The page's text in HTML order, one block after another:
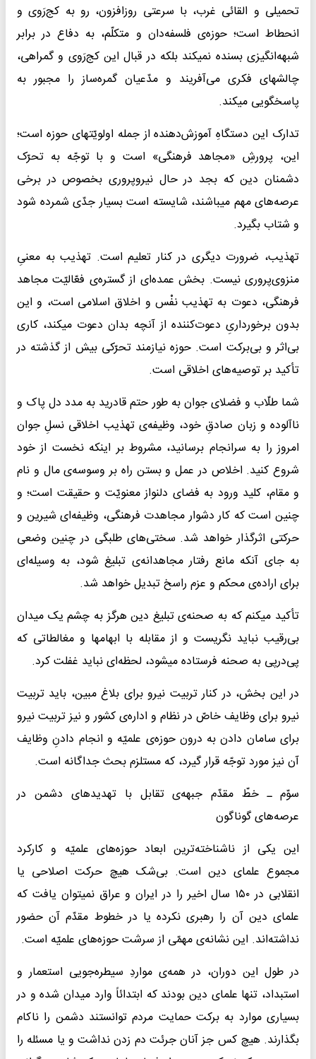
تحمیلی و القائی غرب، با سرعتی روزافزون، رو به کج‌رَوی و
انحطاط است؛ حوزه‌ی فلسفه‌دان و متکلّم، به دفاع در برابر
شبهه‌انگیزی بسنده نمیکند بلکه در قبال این کج‌رَوی و گمراهی،
چالشهای فکری می‌آفریند و مدّعیان گمره‌ساز را مجبور به
پاسخگویی میکند.
تدارک این دستگاهِ آموزش‌دهنده از جمله اولویّتهای حوزه است؛
این، پرورشِ «مجاهد فرهنگی» است و با توجّه به تحرّک
دشمنان دین که بجد در حال نیروپروری بخصوص در برخی
عرصه‌های مهم میباشند، شایسته است بسیار جدّی شمرده شود
و شتاب بگیرد.
تهذیب، ضرورت دیگری در کنار تعلیم است. تهذیب به معنیِ
منزوی‌پروری نیست. بخش عمده‌ای از گستره‌ی فعّالیّت مجاهد
فرهنگی، دعوت به تهذیب نفْس و اخلاق اسلامی است، و این
بدون برخورداریِ دعوت‌کننده از آنچه بدان دعوت میکند، کاری
بی‌اثر و بی‌برکت است. حوزه نیازمند تحرّکی بیش از گذشته در
تأکید بر توصیه‌های اخلاقی است.
شما طلّاب و فضلای جوان به طور حتم قادرید به مدد دل پاک و
ناآلوده و زبان صادقِ خود، وظیفه‌ی تهذیب اخلاقی نسلِ جوان
امروز را به سرانجام برسانید، مشروط بر اینکه نخست از خود
شروع کنید. اخلاص در عمل و بستن راه بر وسوسه‌ی مال و نام
و مقام، کلید ورود به فضای دلنواز معنویّت و حقیقت است؛ و
چنین است که کار دشوار مجاهدت فرهنگی،‌ وظیفه‌ای شیرین و
حرکتی اثرگذار خواهد شد. سختی‌های طلبگی در چنین وضعی
به جای آنکه مانع رفتار مجاهدانه‌ی تبلیغ شود، به وسیله‌ای
برای اراده‌ی محکم و عزم راسخ تبدیل خواهد شد.
تأکید میکنم که به صحنه‌ی تبلیغ دین هرگز به چشم یک میدان
بی‌رقیب نباید نگریست و از مقابله با ابهامها و مغالطاتی که
پی‌درپی به صحنه فرستاده میشود، لحظه‌ای نباید غفلت کرد.
در این بخش، در کنار تربیت نیرو برای بلاغ مبین، باید تربیت
نیرو برای وظایف خاصّ در نظام و اداره‌ی کشور و نیز تربیت نیرو
برای سامان دادن به درون حوزه‌ی علمیّه و انجام دادنِ وظایف
آن نیز مورد توجّه قرار گیرد، که مستلزم بحث جداگانه است.
سوّم ـ خطّ مقدّم جبهه‌ی تقابل با تهدیدهای دشمن در
عرصه‌های گوناگون
این یکی از ناشناخته‌ترین ابعاد حوزه‌های علمیّه و کارکرد
مجموع‌ علمای دین است. بی‌شک هیچ حرکت اصلاحی یا
انقلابی در ۱۵۰ سال اخیر را در ایران و عراق نمیتوان یافت که
علمای دین آن را رهبری نکرده یا در خطوط مقدّم آن حضور
نداشته‌اند. این نشانه‌ی مهمّی از سرشت حوزه‌های علمیّه است.
در طول این دوران، در همه‌ی مواردِ سیطره‌جویی استعمار و
استبداد، تنها علمای دین بودند که ابتدائاً وارد میدان شده و در
بسیاری موارد به برکت حمایت مردم توانستند دشمن را ناکام
بگذارند. هیچ کس جز آنان جرئت دم زدن نداشت و یا مسئله را